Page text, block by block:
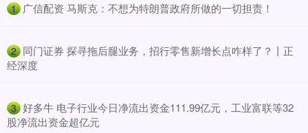
1 ​广信配资 马斯克：不想为特朗普政府所做的一切担责！
2 ​同门证券 探寻拖后腿业务，招行零售新增长点咋样了？丨正
经深度
3 ​好多牛 电子行业今日净流出资金111.99亿元，工业富联等32
股净流出资金超亿元